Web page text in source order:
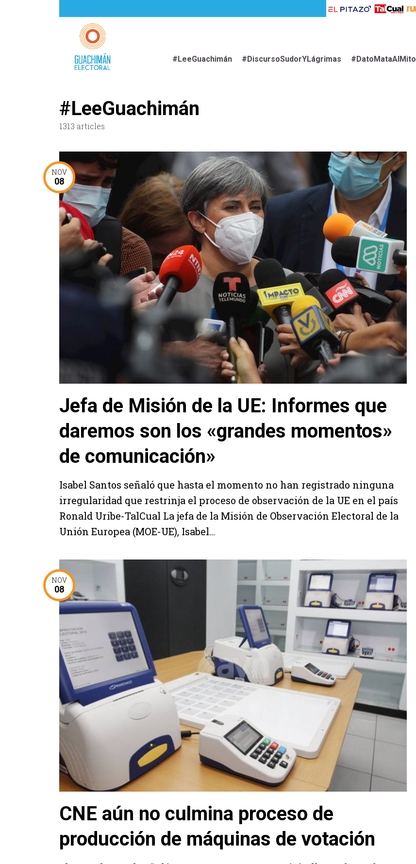
#LeeGuachimán #DiscursoSudorYLágrimas #DatoMataAlMito
#LeeGuachimán
1313 articles
NOV
08
Jefa de Misión de la UE: Informes que
daremos son los «grandes momentos»
de comunicación»
Isabel Santos señaló que hasta el momento no han registrado ninguna
irregularidad que restrinja el proceso de observación de la UE en el país
Ronald Uribe-TalCual La jefa de la Misión de Observación Electoral de la
Unión Europea (MOE-UE), Isabel...
NOV
08
CNE aún no culmina proceso de
producción de máquinas de votación